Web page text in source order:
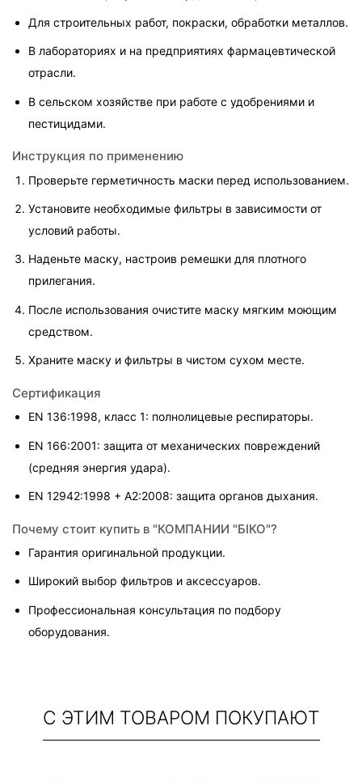
Для строительных работ, покраски, обработки металлов.
В лабораториях и на предприятиях фармацевтической
отрасли.
В сельском хозяйстве при работе с удобрениями и
пестицидами.
Инструкция по применению
Проверьте герметичность маски перед использованием.
Установите необходимые фильтры в зависимости от
условий работы.
Наденьте маску, настроив ремешки для плотного
прилегания.
После использования очистите маску мягким моющим
средством.
Храните маску и фильтры в чистом сухом месте.
Сертификация
EN 136:1998, класс 1: полнолицевые респираторы.
EN 166:2001: защита от механических повреждений
(средняя энергия удара).
EN 12942:1998 + A2:2008: защита органов дыхания.
Почему стоит купить в "КОМПАНИИ "БІКО"?
Гарантия оригинальной продукции.
Широкий выбор фильтров и аксессуаров.
Профессиональная консультация по подбору
оборудования.
С ЭТИМ ТОВАРОМ ПОКУПАЮТ